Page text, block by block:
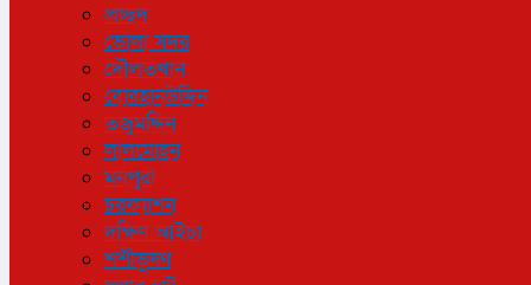
প্রচ্ছদ
ভোলা সদর
দৌলতখান
বোরহানউদ্দিন
তজুমদ্দিন
লালমোহন
মনপুরা
চরফ্যাশন
দক্ষিণ আইচা
শশীভূষণ